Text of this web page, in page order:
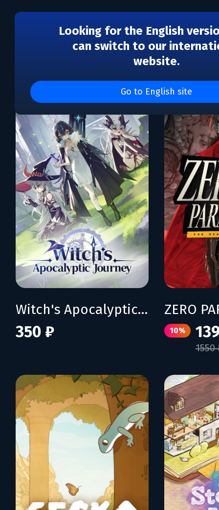
Looking for the English
can switch to our
website.
Go to English site
Каталог игр Hopoo
Witch's Apocalyptic Journey
350 ₽ 10%
1550